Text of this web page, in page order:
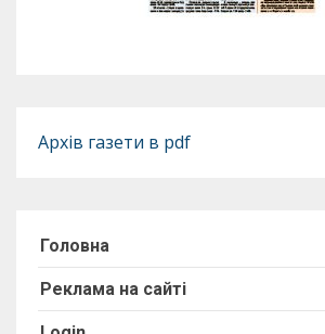
Архів газети в pdf
Головна
Реклама на сайті